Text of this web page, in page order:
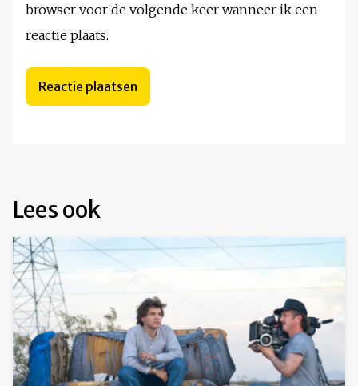
browser voor de volgende keer wanneer ik een
reactie plaats.
Lees ook